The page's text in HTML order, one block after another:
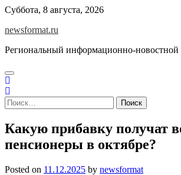
Skip
content
Суббота, 8 августа, 2026
newsformat.ru
Региональный информационно-новостной
Найти:
Какую прибавку получат
пенсионеры в октябре?
Posted on 11.12.2025 by newsformat